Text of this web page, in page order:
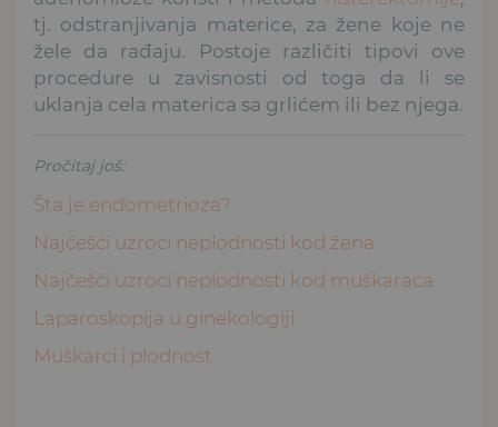
tj. odstranjivanja materice, za žene koje ne
žele da rađaju. Postoje različiti tipovi ove
procedure u zavisnosti od toga da li se
uklanja cela materica sa grlićem ili bez njega.
Pročitaj još:
Šta je endometrioza?
Najčešći uzroci neplodnosti kod žena
Najčešći uzroci neplodnosti kod muškaraca
Laparoskopija u ginekologiji
Muškarci i plodnost